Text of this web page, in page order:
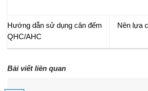
Hướng dẫn sử dụng cân đếm
QHC/AHC
Nên lựa
Bài viết liên quan